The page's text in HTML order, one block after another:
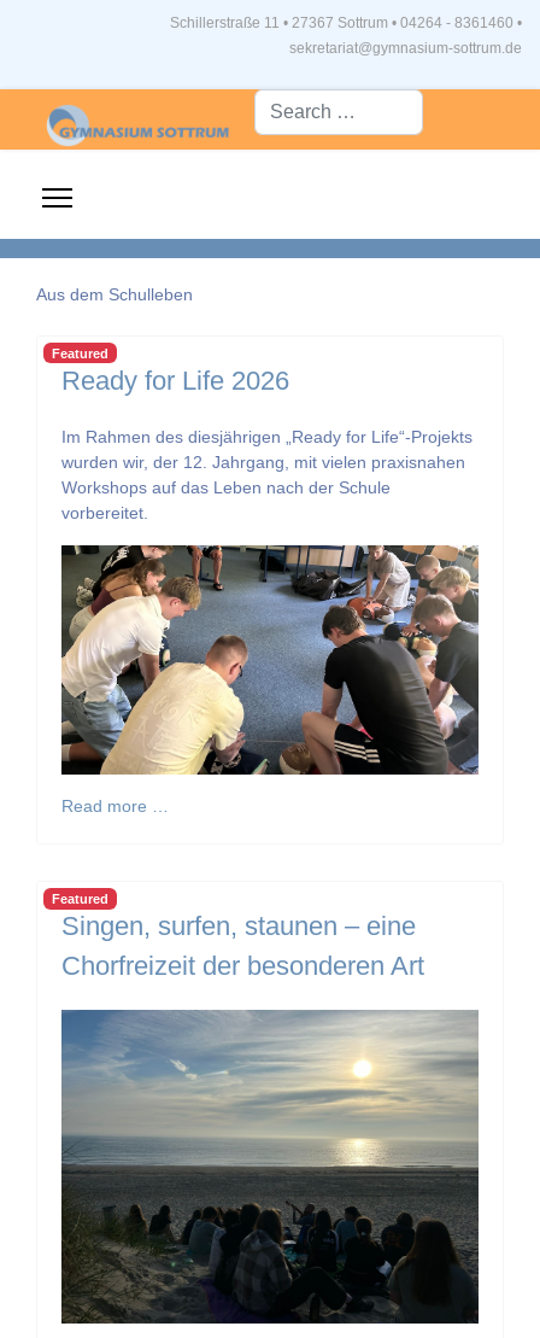
Schillerstraße 11 • 27367 Sottrum • 04264 - 8361460 •
sekretariat@gymnasium-sottrum.de
Suche...
Aus dem Schulleben
Featured
Ready for Life 2026
Im Rahmen des diesjährigen „Ready for Life“-Projekts
wurden wir, der 12. Jahrgang, mit vielen praxisnahen
Workshops auf das Leben nach der Schule
vorbereitet.
Read more …
Featured
Singen, surfen, staunen – eine
Chorfreizeit der besonderen Art